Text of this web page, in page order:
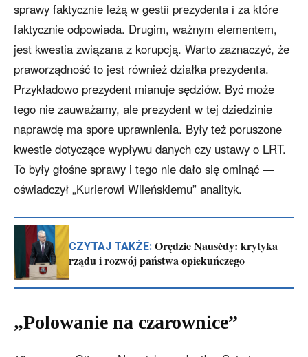
sprawy faktycznie leżą w gestii prezydenta i za które
faktycznie odpowiada. Drugim, ważnym elementem,
jest kwestia związana z korupcją. Warto zaznaczyć, że
praworządność to jest również działka prezydenta.
Przykładowo prezydent mianuje sędziów. Być może
tego nie zauważamy, ale prezydent w tej dziedzinie
naprawdę ma spore uprawnienia. Były też poruszone
kwestie dotyczące wypływu danych czy ustawy o LRT.
To były głośne sprawy i tego nie dało się ominąć —
oświadczył „Kurierowi Wileńskiemu” analityk.
CZYTAJ TAKŻE: Orędzie Nausėdy: krytyka
rządu i rozwój państwa opiekuńczego
„Polowanie na czarownice”